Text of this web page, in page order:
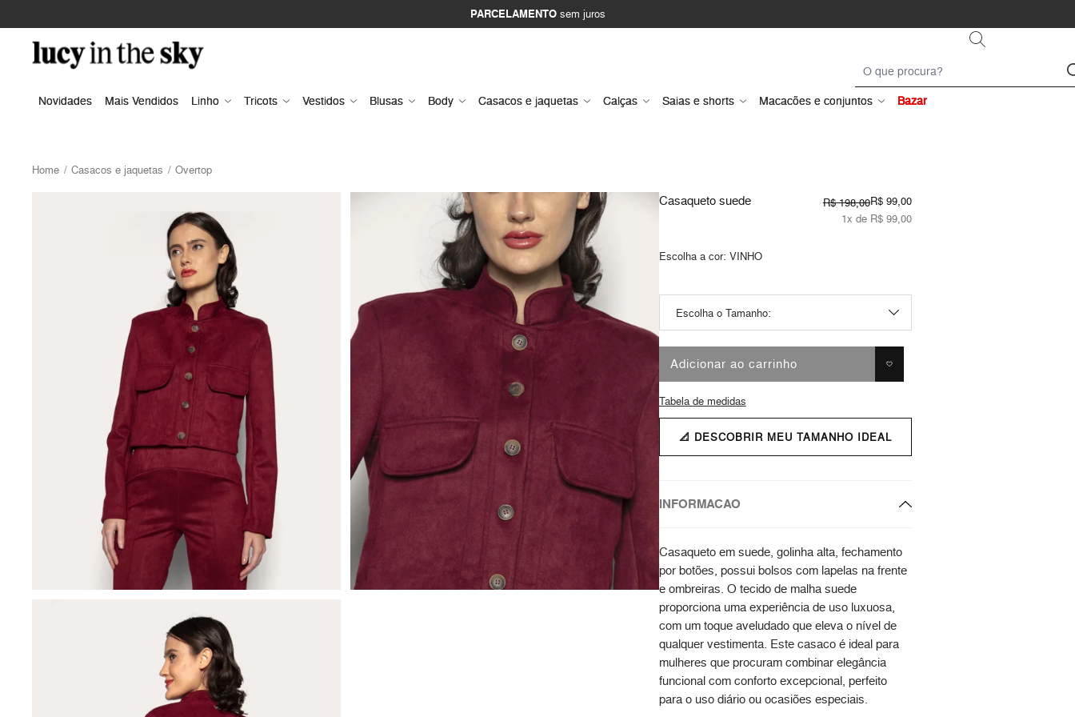
PARCELAMENTOsem juros
Novidades Mais Vendidos Linho Tricots Vestidos Blusas Body Casacos e jaquetas Calças Saias e shorts Macacões e conjuntos Bazar
Home Casacos e jaquetas Overtop
Casaqueto suede R$ 198,00R$ 99,00
1x de R$ 99,00
Escolha a cor: VINHO
Adicionar ao carrinho
Tabela de medidas
📐 DESCOBRIR MEU TAMANHO IDEAL
INFORMACAO
Casaqueto em suede, golinha alta, fechamento
por botões, possui bolsos com lapelas na frente
e ombreiras. O tecido de malha suede
proporciona uma experiência de uso luxuosa,
com um toque aveludado que eleva o nível de
qualquer vestimenta. Este casaco é ideal para
mulheres que procuram combinar elegância
funcional com conforto excepcional, perfeito
para o uso diário ou ocasiões especiais.